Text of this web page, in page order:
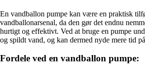
En vandballon pumpe kan være en praktisk
vandballonarsenal, da den gør det endnu
hurtigt og effektivt. Ved at bruge en pumpe
og spildt vand, og kan dermed nyde mere tid
Fordele ved en vandballon pumpe: